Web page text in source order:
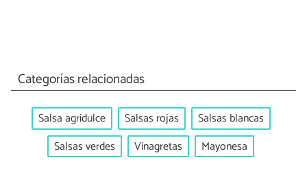
Categorías relacionadas
Salsa agridulce Salsas rojas
Salsas blancas
Salsas verdes
Vinagretas Mayonesa